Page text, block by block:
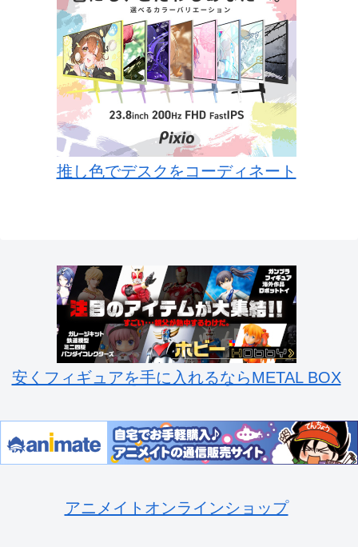
推し色でデスクをコーディネート
安くフィギュアを手に入れるならMETAL BOX
アニメイトオンラインショップ